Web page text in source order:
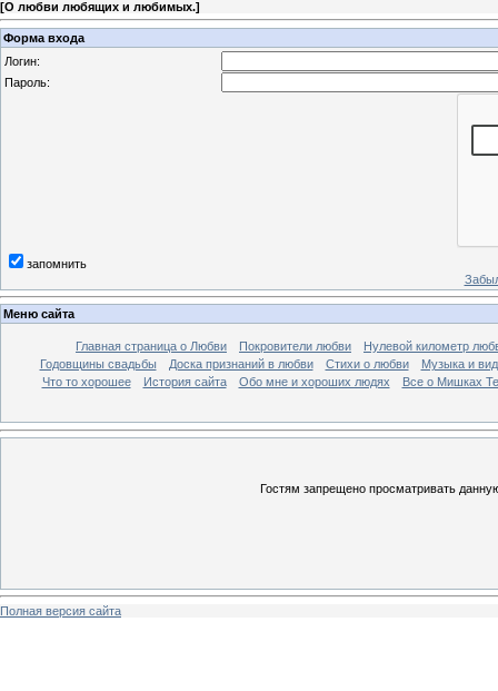
[О любви любящих и любимых.]
Форма входа
Логин:
Пароль:
запомнить
Меню сайта
Главная страница о Любви Покровители любви
Нулевой километр
Годовщины свадьбы
Доска признаний в любви Стихи о любви
Музыка и
Что то хорошее
История сайта Обо мне и хороших людях Все о Мишках
Гостям запрещено просматривать
Полная версия сайта